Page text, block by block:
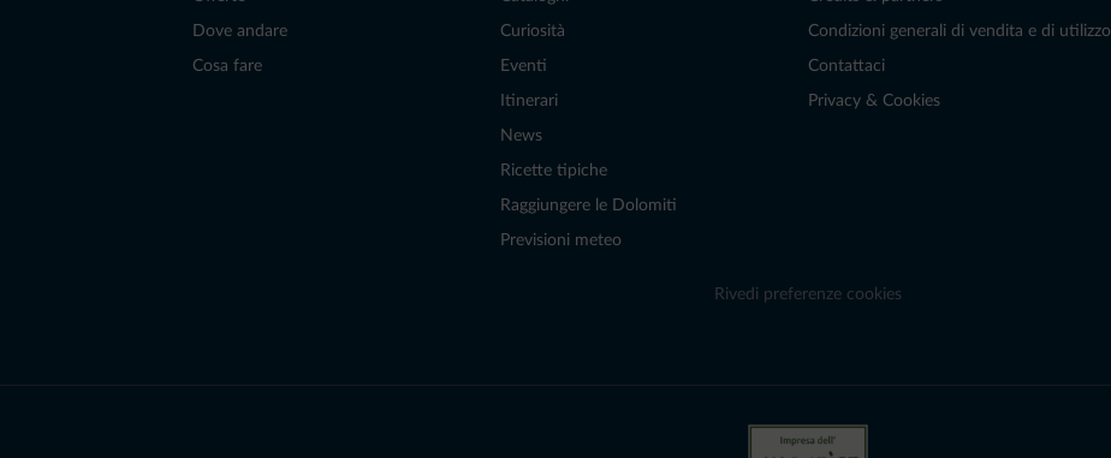
Dove andare
Cosa fare
Curiosità
Eventi
Itinerari
News
Ricette tipiche
Raggiungere le Dolomiti
Previsioni meteo
Condizioni generali di vendita e di utilizzo
Contattaci
Privacy & Cookies
Rivedi preferenze cookies